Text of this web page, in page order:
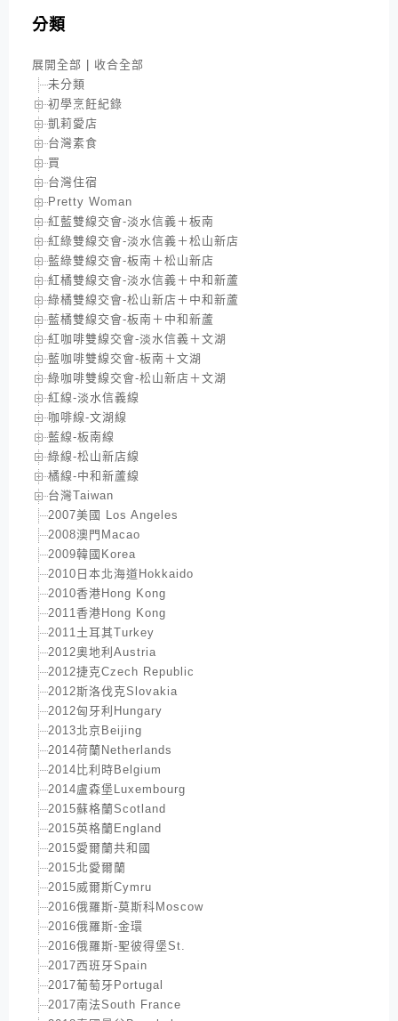
分類
展開全部
收合全部
未分類
初學烹飪紀錄
凱莉愛店
台灣素食
買
台灣住宿
Pretty Woman
紅藍雙線交會-淡水信義＋板南
紅綠雙線交會-淡水信義＋松山新店
藍綠雙線交會-板南＋松山新店
紅橘雙線交會-淡水信義＋中和新蘆
綠橘雙線交會-松山新店＋中和新蘆
藍橘雙線交會-板南＋中和新蘆
紅咖啡雙線交會-淡水信義＋文湖
藍咖啡雙線交會-板南＋文湖
綠咖啡雙線交會-松山新店＋文湖
紅線-淡水信義線
咖啡線-文湖線
藍線-板南線
綠線-松山新店線
橘線-中和新蘆線
台灣Taiwan
2007美國 Los Angeles
2008澳門Macao
2009韓國Korea
2010日本北海道Hokkaido
2010香港Hong Kong
2011香港Hong Kong
2011土耳其Turkey
2012奧地利Austria
2012捷克Czech Republic
2012斯洛伐克Slovakia
2012匈牙利Hungary
2013北京Beijing
2014荷蘭Netherlands
2014比利時Belgium
2014盧森堡Luxembourg
2015蘇格蘭Scotland
2015英格蘭England
2015愛爾蘭共和國
2015北愛爾蘭
2015威爾斯Cymru
2016俄羅斯-莫斯科Moscow
2016俄羅斯-金環
2016俄羅斯-聖彼得堡St.
2017西班牙Spain
2017葡萄牙Portugal
2017南法South France